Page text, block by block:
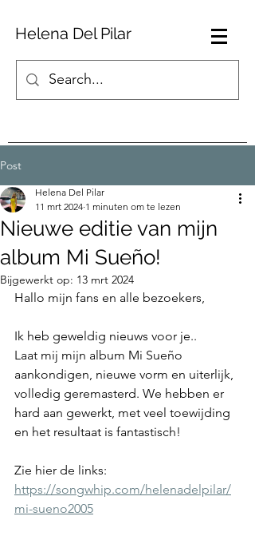
Helena Del Pilar
Post
Nieuwe editie van mijn
album Mi Sueño!
Helena Del Pilar
11 mrt 2024 1 minuten om te lezen
Bijgewerkt op: 13 mrt 2024
Hallo mijn fans en alle bezoekers,
Ik heb geweldig nieuws voor je..
Laat mij mijn album Mi Sueño
aankondigen, nieuwe vorm en uiterlijk,
volledig geremasterd. We hebben er
hard aan gewerkt, met veel toewijding
en het resultaat is fantastisch!
Zie hier de links:
https://songwhip.com/helenadelpilar/
mi-sueno2005